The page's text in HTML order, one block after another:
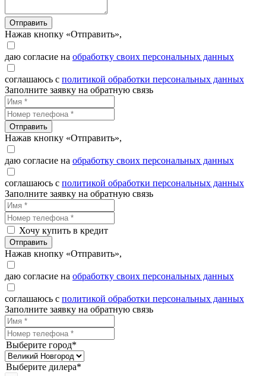
Отправить
Нажав кнопку «Отправить»,
даю согласие на обработку своих персональных данных
соглашаюсь с политикой обработки персональных данных
Заполните заявку на обратную связь
Отправить
Нажав кнопку «Отправить»,
даю согласие на обработку своих персональных данных
соглашаюсь с политикой обработки персональных данных
Заполните заявку на обратную связь
Хочу купить в кредит
Отправить
Нажав кнопку «Отправить»,
даю согласие на обработку своих персональных данных
соглашаюсь с политикой обработки персональных данных
Заполните заявку на обратную связь
Выберите город*
Выберите дилера*